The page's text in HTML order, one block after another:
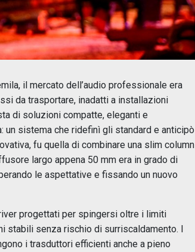
il mercato dell’audio professionale era
da trasportare, inadatti a installazioni
di soluzioni compatte, eleganti e
un sistema che ridefinì gli standard e anticipò
fu quella di combinare una slim column
largo appena 50 mm era in grado di
le aspettative e fissando un nuovo
progettati per spingersi oltre i limiti
stabili senza rischio di surriscaldamento. I
i trasduttori efficienti anche a pieno